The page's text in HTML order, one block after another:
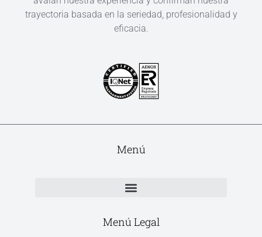
trayectoria basada en la seriedad, profesionalidad y
eficacia.
Menú
Menú Legal